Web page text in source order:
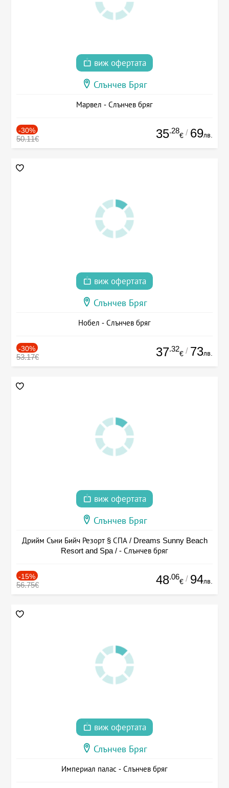
виж офертата
Слънчев Бряг
Марвел - Слънчев бряг
-30%
50.11€ 35.28
€ / 69лв.
виж офертата
Слънчев Бряг
Нобел - Слънчев бряг
-30%
53.17€ 37.32
€ / 73лв.
виж офертата
Слънчев Бряг
Дрийм Съни Бийч Резорт § СПА / Dreams Sunny Beach
Resort and Spa / - Слънчев бряг
-15%
56.75€ 48.06
€ / 94лв.
виж офертата
Слънчев Бряг
Империал палас - Слънчев бряг